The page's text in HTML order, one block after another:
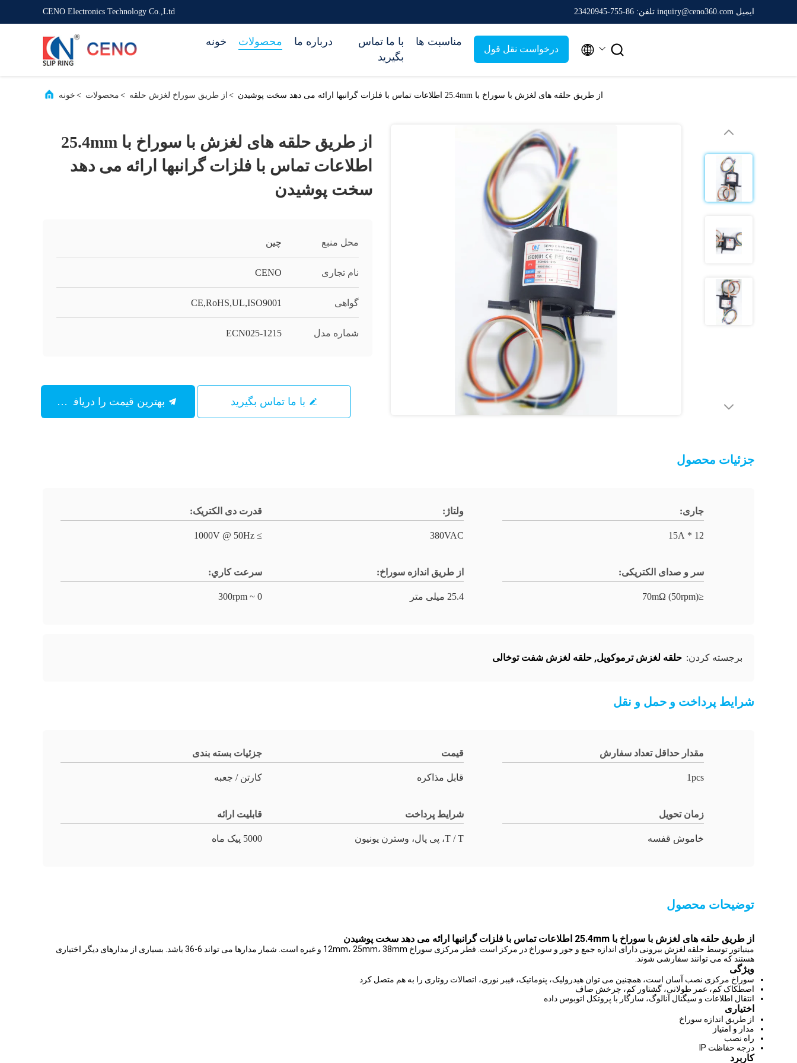
CENO Electronics Technology Co.,Ltd ایمیل inquiry@ceno360.com تلفن: 86-755-23420945
خونه محصولات درباره ما
با ما تماس
بگیرید
مناسبت ها
درخواست نقل قول  
خونه > محصولات > از طریق سوراخ لغزش حلقه > از طریق حلقه های لغزش با سوراخ با 25.4mm اطلاعات تماس با فلزات گرانبها ارائه می دهد سخت پوشیدن
از طریق حلقه های لغزش با سوراخ با 25.4mm
اطلاعات تماس با فلزات گرانبها ارائه می دهد
سخت پوشیدن
محل منبع چين
نام تجاری CENO
گواهی CE,RoHS,UL,ISO9001
شماره مدل ECN025-1215
با ما تماس بگیرید
جزئیات محصول
جاری:
12 * 15A
ولتاژ:
380VAC
قدرت دی الکتریک:
≥ 1000V @ 50Hz
سر و صدای الکتریکی:
≤70mΩ (50rpm)
از طریق اندازه سوراخ:
25.4 میلی متر
سرعت کاري:
0 ~ 300rpm
برجسته کردن: حلقه لغزش ترموکوپل, حلقه لغزش شفت توخالی
شرایط پرداخت و حمل و نقل
مقدار حداقل تعداد سفارش
1pcs
قیمت
قابل مذاکره
جزئیات بسته بندی
کارتن / جعبه
زمان تحویل
خاموش قفسه
شرایط پرداخت
T / T، پی پال، وسترن یونیون
قابلیت ارائه
5000 پیک ماه
توضیحات محصول
از طریق حلقه های لغزش با سوراخ با 25.4mm اطلاعات تماس با فلزات گرانبها ارائه می دهد سخت پوشیدن
مینیاتور توسط حلقه لغزش بیرونی دارای اندازه جمع و جور و سوراخ در مرکز است. قطر مرکزی سوراخ 12mm، 25mm، 38mm و غیره است. شمار مدارها می تواند 6-36 باشد. بسیاری از مدارهای دیگر اختیاری
هستند که می توانند سفارشی شوند.
ویژگی
سوراخ مرکزی نصب آسان است، همچنین می توان هیدرولیک، پنوماتیک، فیبر نوری، اتصالات روتاری را به هم متصل کرد
اصطکاک کم، عمر طولانی، گشتاور کم، چرخش صاف
انتقال اطلاعات و سیگنال آنالوگ، سازگار با پروتکل اتوبوس داده
اختیاری
از طریق اندازه سوراخ
مدار و امتیاز
راه نصب
درجه حفاظت IP
کاربرد